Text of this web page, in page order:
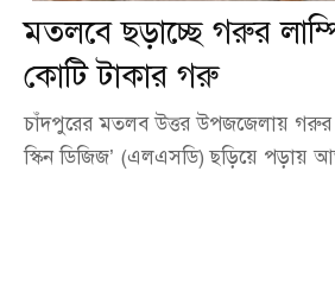
মতলবে ছড়াচ্ছে গরুর
কোটি টাকার গরু
চাঁদপুরের মতলব উত্তর উপজজেলায় গরুর
স্কিন ডিজিজ’ (এলএসডি) ছড়িয়ে পড়ায়